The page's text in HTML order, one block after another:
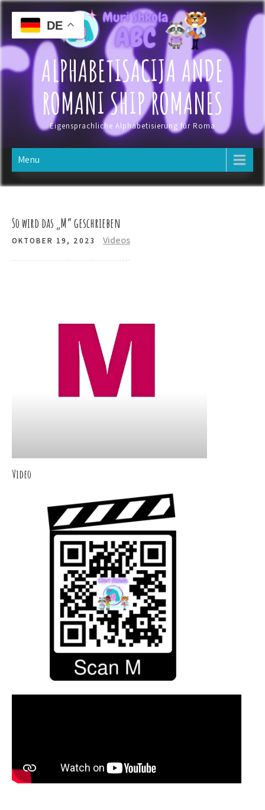
Skip
content
ALPHABETISACIJA ANDE
ROMANI SHIP ROMANES
Eigensprachliche Alphabetisierung für Roma
Menu
So wird das „M“ geschrieben
OKTOBER 19, 2023 Videos
Video
DE